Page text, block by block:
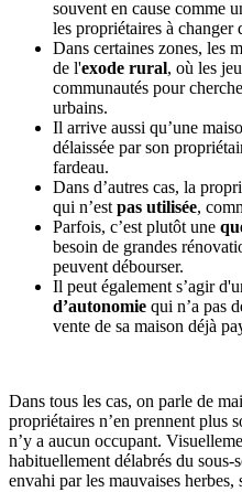
souvent en cause comme
les propriétaires à changer
Dans certaines zones, les
de l'exode rural, où les
communautés pour
urbains.
Il arrive aussi qu’une
délaissée par son
fardeau.
Dans d’autres cas, la
qui n’est pas utilisée,
Parfois, c’est plutôt une
besoin de grandes
peuvent débourser.
Il peut également s’agir
d’autonomie qui n’a pas
vente de sa maison déjà
Dans tous les cas, on parle de
propriétaires n’en prennent plus
n’y a aucun occupant.
habituellement délabrés du
envahi par les mauvaises herbes,